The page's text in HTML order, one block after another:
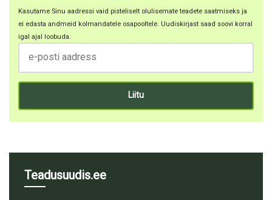
Kasutame Sinu aadressi vaid pisteliselt olulisemate teadete saatmiseks ja
ei edasta andmeid kolmandatele osapooltele. Uudiskirjast saad soovi korral
igal ajal loobuda.
Teadusuudis.ee